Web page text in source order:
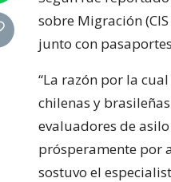
sobre Migración
junto con
“La razón por la
chilenas y
evaluadores de
prósperamente por
sostuvo el